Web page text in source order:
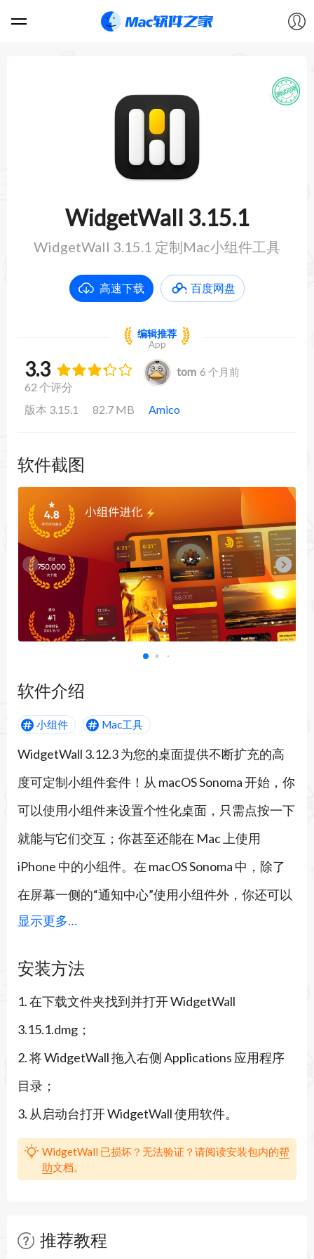
WidgetWall 3.15.1
WidgetWall 3.15.1 定制Mac小组件工具
高速下载 百度网盘
编辑推荐
App
3.3
62 个评分
tom 6 个月前
版本 3.15.1 82.7 MB Amico
软件截图
软件介绍
小组件 Mac工具
WidgetWall 3.12.3 为您的桌面提供不断扩充的高
度可定制小组件套件！ 从 macOS Sonoma 开始，你
可以使用小组件来设置个性化桌面，只需点按一下
就能与它们交互；你甚至还能在 Mac 上使用
iPhone 中的小组件。在 macOS Sonoma 中，除了
在屏幕一侧的“通知中心”使用小组件外，你还可以
直接在桌面上使用小组件，从而一目了然地看到所
调，保持桌面的易读性与一致的外观。当小组件处
于前景时，它们的色调会更加鲜艳；当你聚焦于其
他地方时，小组件的色调会逐渐淡化。你可以随时
选择为小组件指定色彩偏好设置。
WidgetWall
- 五彩纸屑
- 时钟
- 计算器
- 秒表
显示更多…
安装方法
1. 在下载文件夹找到并打开 WidgetWall
3.15.1.dmg；
2. 将 WidgetWall 拖入右侧 Applications 应用程序
目录；
3. 从启动台打开 WidgetWall 使用软件。
WidgetWall 已损坏？无法验证？请阅读安装包内的帮
助文档。
推荐教程